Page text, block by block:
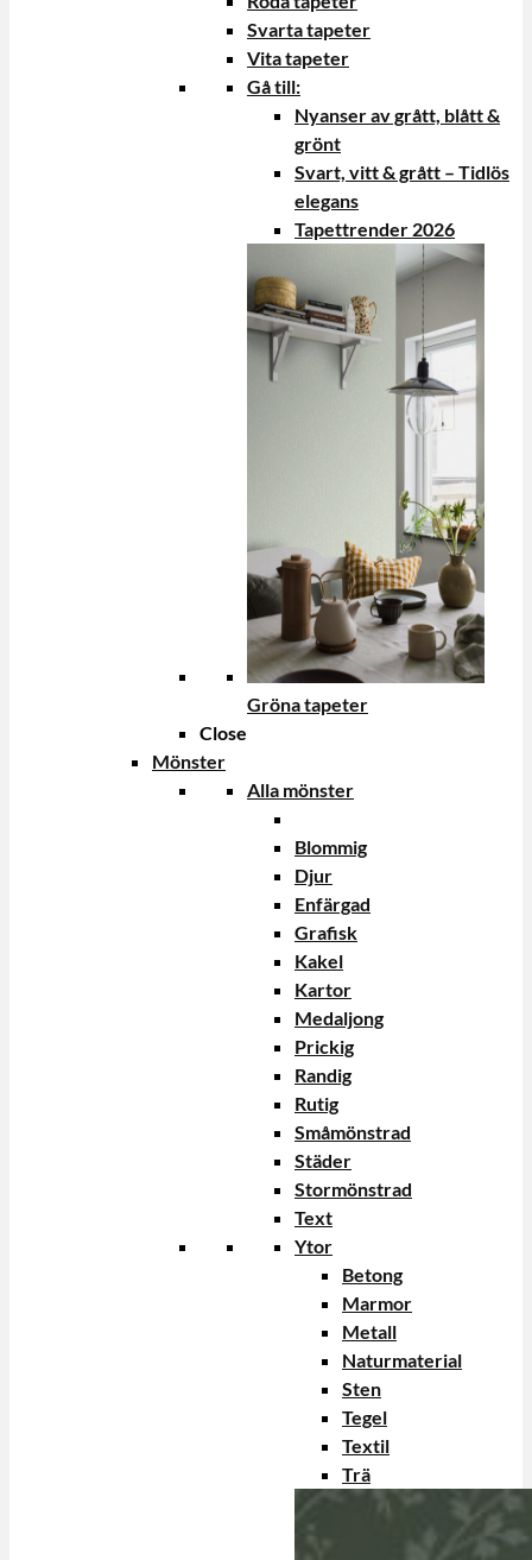
Svarta tapeter
Vita tapeter
Gå till:
Nyanser av grått, blått &
grönt
Svart, vitt & grått – Tidlös
elegans
Tapettrender 2026
Gröna tapeter
Close
Mönster
Alla mönster
Blommig
Djur
Enfärgad
Grafisk
Kakel
Kartor
Medaljong
Prickig
Randig
Rutig
Småmönstrad
Städer
Stormönstrad
Text
Ytor
Betong
Marmor
Metall
Naturmaterial
Sten
Tegel
Textil
Trä